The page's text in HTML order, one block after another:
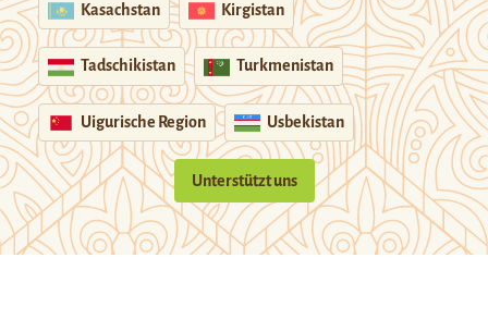
Kasachstan Kirgistan
Tadschikistan Turkmenistan
Uigurische Region Usbekistan
Unterstützt uns